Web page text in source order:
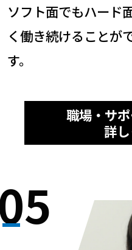
ソフト面でもハード
く働き続けることが
す。
職場・サ
詳